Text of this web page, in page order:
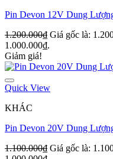
Pin Devon 12V Dung
1.200.000₫ Giá gốc là:
1.000.000₫.
Giảm giá!
Quick View
KHÁC
Pin Devon 20V Dung
1.100.000₫ Giá gốc là: